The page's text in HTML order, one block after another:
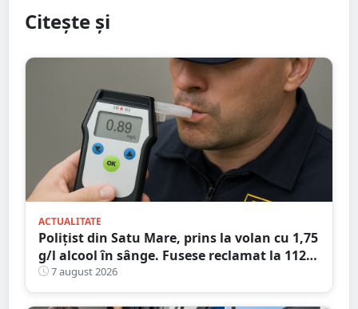
Citește și
ACTUALITATE
Polițist din Satu Mare, prins la volan cu 1,75
g/l alcool în sânge. Fusese reclamat la 112
că circula pe contrasens
7 august 2026